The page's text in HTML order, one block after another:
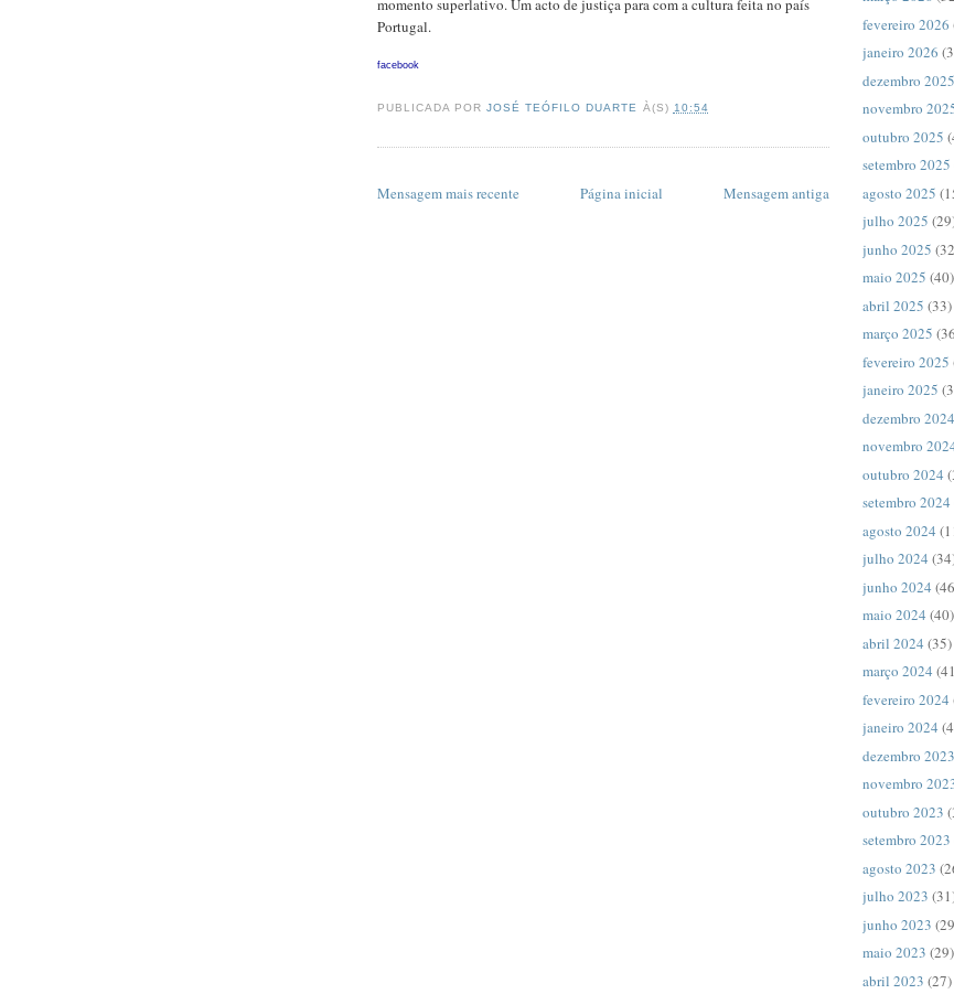
momento superlativo. Um acto de justiça para com a cultura feita no país
Portugal.
facebook
PUBLICADA PORJOSÉ TEÓFILO DUARTE À(S) 10:54
Mensagem mais recente Mensagem antiga
Página inicial
fevereiro 2026
janeiro 2026
dezembro 2025
novembro
outubro 2025
setembro 2025
agosto 2025
julho 2025
junho 2025
maio 2025 (40)
abril 2025 (33)
março 2025
fevereiro 2025
janeiro 2025
dezembro 2024
novembro
outubro 2024
setembro 2024
agosto 2024
julho 2024
junho 2024
maio 2024 (40)
abril 2024 (35)
março 2024
fevereiro 2024
janeiro 2024
dezembro 2023
novembro
outubro 2023
setembro 2023
agosto 2023
julho 2023
junho 2023
maio 2023 (29)
abril 2023 (27)